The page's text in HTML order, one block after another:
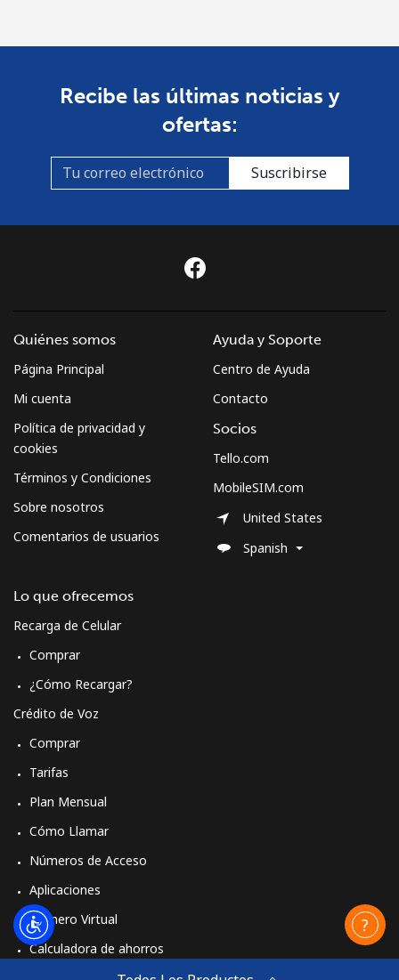
Recibe las últimas noticias y
ofertas:
Suscribirse
Quiénes somos
Página Principal
Mi cuenta
Política de privacidad y
cookies
Términos y Condiciones
Sobre nosotros
Comentarios de usuarios
Lo que ofrecemos
Recarga de Celular
Comprar
¿Cómo Recargar?
Crédito de Voz
Comprar
Tarifas
Plan Mensual
Cómo Llamar
Números de Acceso
Aplicaciones
Número Virtual
Calculadora de ahorros
Ayuda y Soporte
Centro de Ayuda
Contacto
Socios
Tello.com
MobileSIM.com
United States
Spanish